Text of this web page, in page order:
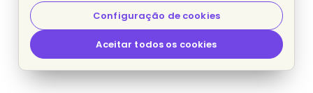
Configuração de cookies
Aceitar todos os cookies